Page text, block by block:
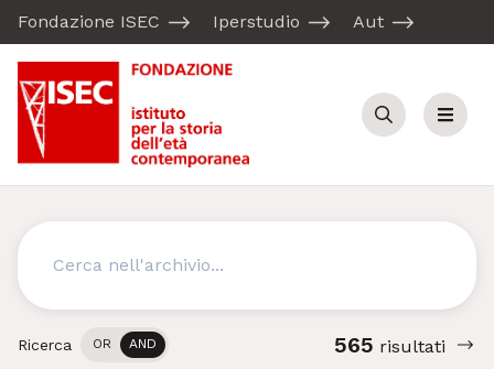
Fondazione ISEC Iperstudio Aut
Cerca Menu
Cerca
Ricerca OR AND 565 risultati